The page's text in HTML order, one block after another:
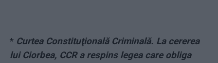
* Curtea Constituţională Criminală. La cererea
lui Ciorbea, CCR a respins legea care obliga